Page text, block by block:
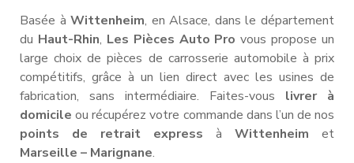
Basée àWittenheim, en Alsace, dans le département
du Haut-Rhin, Les Pièces Auto Pro vous propose un
large choix de pièces de carrosserie automobile à prix
compétitifs, grâce à un lien direct avec les usines de
fabrication, sans intermédiaire. Faites-vous livrer à
domicile ou récupérez votre commande dans l’un de nos
points de retrait express à Wittenheim et
Marseille – Marignane.